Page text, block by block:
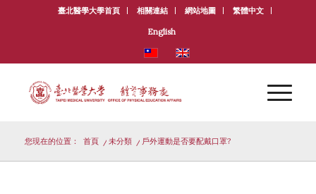
臺北醫學大學首頁 相關連結 網站地圖 繁體中文
English
您現在的位置： 首頁 / 未分類 / 戶外運動是否要配戴口罩?